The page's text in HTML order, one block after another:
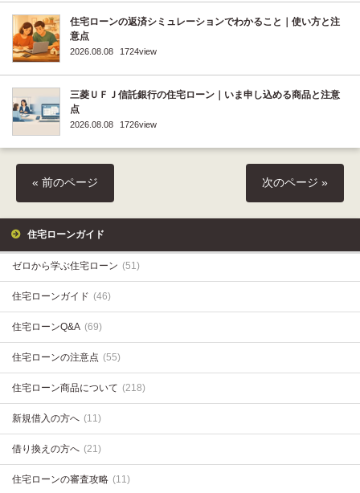
住宅ローンの返済シミュレーションでわかること｜使い方と注
意点
2026.08.08 1724view
三菱ＵＦＪ信託銀行の住宅ローン｜いま申し込める商品と注意
点
2026.08.08 1726view
« 前のページ 次のページ »
住宅ローンガイド
ゼロから学ぶ住宅ローン (51)
住宅ローンガイド (46)
住宅ローンQ&A (69)
住宅ローンの注意点 (55)
住宅ローン商品について (218)
新規借入の方へ (11)
借り換えの方へ (21)
住宅ローンの審査攻略 (11)